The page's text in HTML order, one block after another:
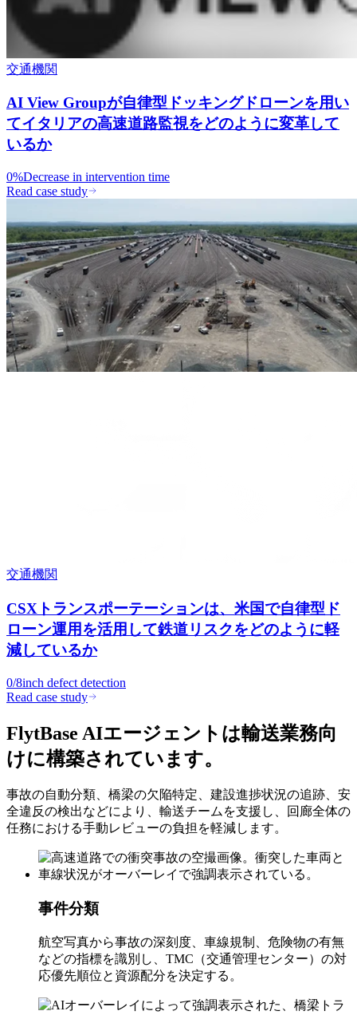
交通機関
AI View Groupが自律型ドッキングドローンを用い
てイタリアの高速道路監視をどのように変革して
いるか
0%Decrease in intervention time
Read case study
交通機関
CSXトランスポーテーションは、米国で自律型ド
ローン運用を活用して鉄道リスクをどのように軽
減しているか
0/8inch defect detection
Read case study
FlytBase AIエージェントは輸送業務向
けに構築されています。
事故の自動分類、橋梁の欠陥特定、建設進捗状況の追跡、安
全違反の検出などにより、輸送チームを支援し、回廊全体の
任務における手動レビューの負担を軽減します。
事件分類
航空写真から事故の深刻度、車線規制、危険物の有無
などの指標を識別し、TMC（交通管理センター）の対
応優先順位と資源配分を決定する。